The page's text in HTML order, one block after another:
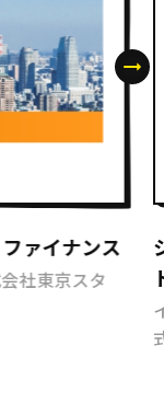
ァイナンス
社東京スタ